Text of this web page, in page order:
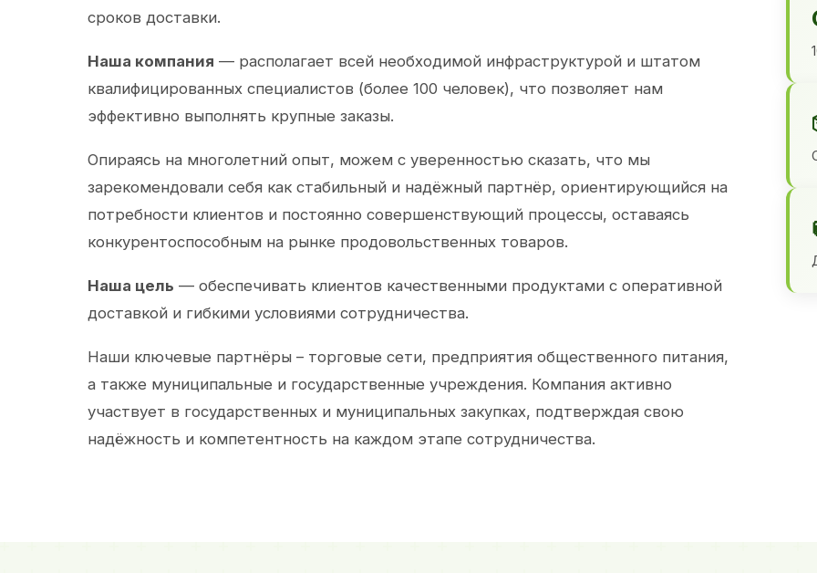
сроков доставки.
Наша компания — располагает всей необходимой инфраструктурой и штатом
квалифицированных специалистов (более 100 человек), что позволяет нам
эффективно выполнять крупные заказы.
Опираясь на многолетний опыт, можем с уверенностью сказать, что мы
зарекомендовали себя как стабильный и надёжный партнёр, ориентирующийся на
потребности клиентов и постоянно совершенствующий процессы, оставаясь
конкурентоспособным на рынке продовольственных товаров.
Наша цель — обеспечивать клиентов качественными продуктами с оперативной
доставкой и гибкими условиями сотрудничества.
Наши ключевые партнёры – торговые сети, предприятия общественного питания,
а также муниципальные и государственные учреждения. Компания активно
участвует в государственных и муниципальных закупках, подтверждая свою
надёжность и компетентность на каждом этапе сотрудничества.